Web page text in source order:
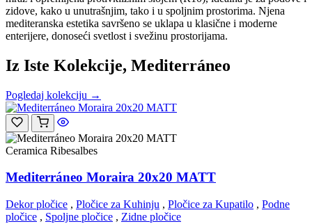
zidove, kako u unutrašnjim, tako i u spoljnim prostorima. Njena
mediteranska estetika savršeno se uklapa u klasične i moderne
enterijere, donoseći svetlost i svežinu prostorijama.
Iz Iste Kolekcije, Mediterráneo
Pogledaj kolekciju →
Ceramica Ribesalbes
Mediterráneo Moraira 20x20 MATT
Dekor pločice , Pločice za Kuhinju , Pločice za Kupatilo , Podne
pločice , Spoljne pločice , Zidne pločice